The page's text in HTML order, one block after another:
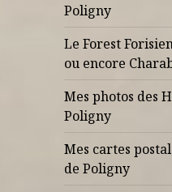
Poligny
Le Forest
ou encore
Mes photos des
Poligny
Mes cartes
de Poligny